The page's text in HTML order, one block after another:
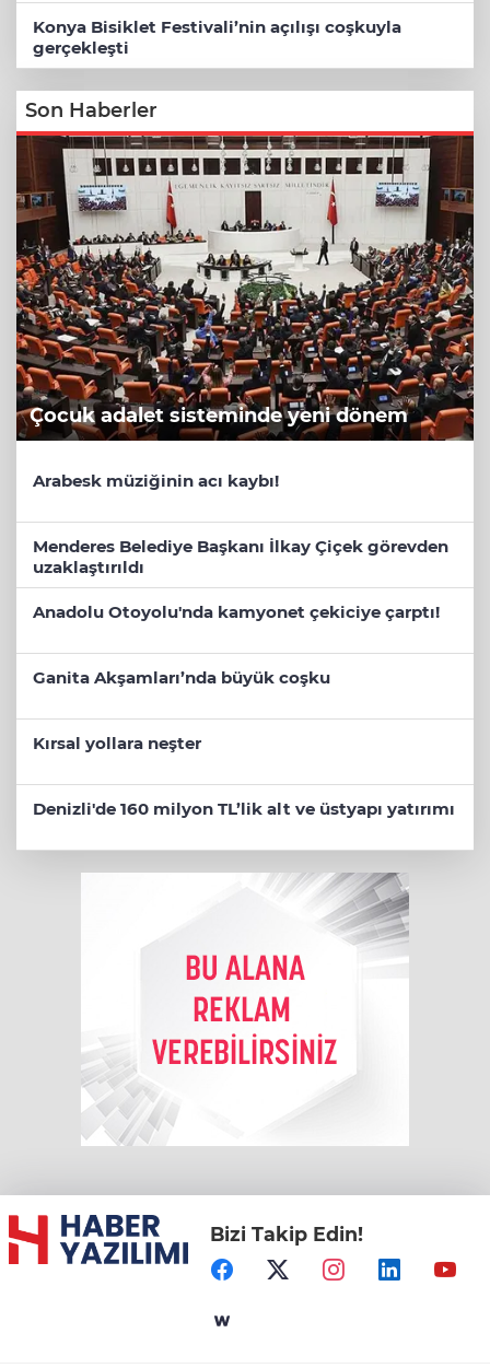
Konya Bisiklet Festivali’nin açılışı coşkuyla
gerçekleşti
Son Haberler
Çocuk adalet sisteminde yeni dönem
Arabesk müziğinin acı kaybı!
Menderes Belediye Başkanı İlkay Çiçek görevden
uzaklaştırıldı
Anadolu Otoyolu'nda kamyonet çekiciye çarptı!
Ganita Akşamları’nda büyük coşku
Kırsal yollara neşter
Denizli'de 160 milyon TL’lik alt ve üstyapı yatırımı
Bizi Takip Edin!